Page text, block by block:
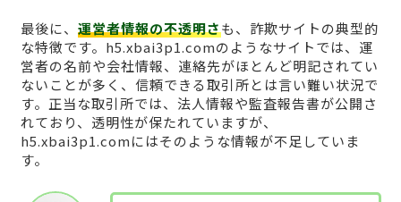
最後に、 運営者情報の不透明さも、詐欺サイトの典型的
な特徴です。h5.xbai3p1.comのようなサイトでは、運
営者の名前や会社情報、連絡先がほとんど明記されてい
ないことが多く、信頼できる取引所とは言い難い状況で
す。正当な取引所では、法人情報や監査報告書が公開さ
れており、透明性が保たれていますが、
h5.xbai3p1.comにはそのような情報が不足していま
す。